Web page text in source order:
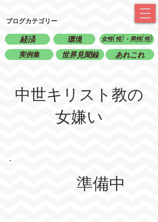
ブログカテゴリー
経済 環境 女性(性)・男性(性)
実例集 世界見聞録 あれこれ
中世キリスト教の
女嫌い
準備中